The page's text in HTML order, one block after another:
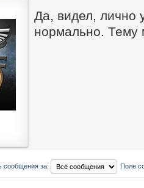
Да, видел, лично
нормально. Тему
сообщения за: Поле